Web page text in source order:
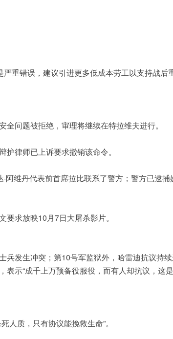
重错误，建议引进更多低成本劳工以支持战后
问题被拒绝，审理将继续在特拉维夫进行。
律师已上诉要求撤销该命令。
阿维丹代表前首席拉比联系了警方；警方已逮捕
求放映10月7日大屠杀影片。
兵发生冲突；第10号军监狱外，哈雷迪抗议持
示“成千上万预备役服役，而有人却抗议，这
人质，只有协议能挽救生命”。